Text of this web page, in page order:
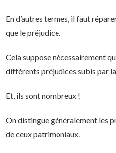
En d’autres termes, il faut
que le préjudice.
Cela suppose nécessairement
différents préjudices subis par
Et, ils sont nombreux !
On distingue généralement les
de ceux patrimoniaux.